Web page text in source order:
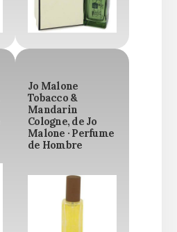
Jo Malone
Tobacco &
Mandarin
Cologne, de Jo
Malone · Perfume
de Hombre